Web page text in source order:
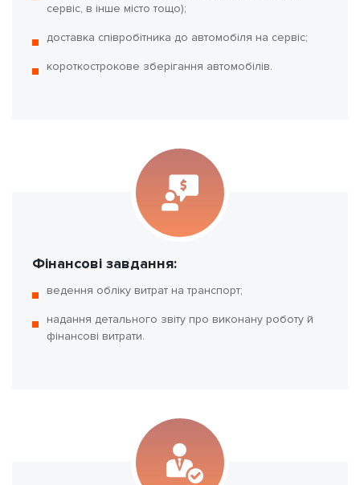
сервіс, в інше місто тощо);
доставка співробітника до автомобіля на сервіс;
короткострокове зберігання автомобілів.
Фінансові завдання:
ведення обліку витрат на транспорт;
надання детального звіту про виконану роботу й
фінансові витрати.